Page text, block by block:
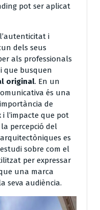
pot ser aplicat
i
dels seus
als professionals
que busquen
original. En un
és una
de
l’impacte que pot
percepció del
es
sobre com el
per expressar
una marca
seva audiència.